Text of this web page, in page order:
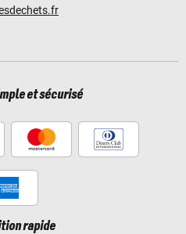
et sécurisé
rapide